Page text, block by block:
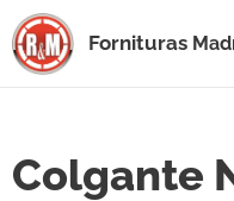
Fornituras
Colgante